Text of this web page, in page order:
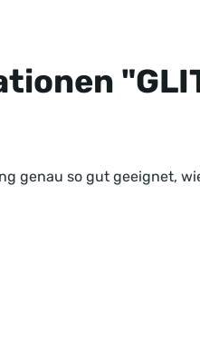
genau so gut geeignet,